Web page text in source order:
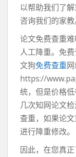
以帮助我们了
咨询我们的家教
论文免费查重
人工降重。免
文狗免费查重
https://
统，但是价格
几次知网论文
查重，如果论
进行降重修改。
因此，在您真